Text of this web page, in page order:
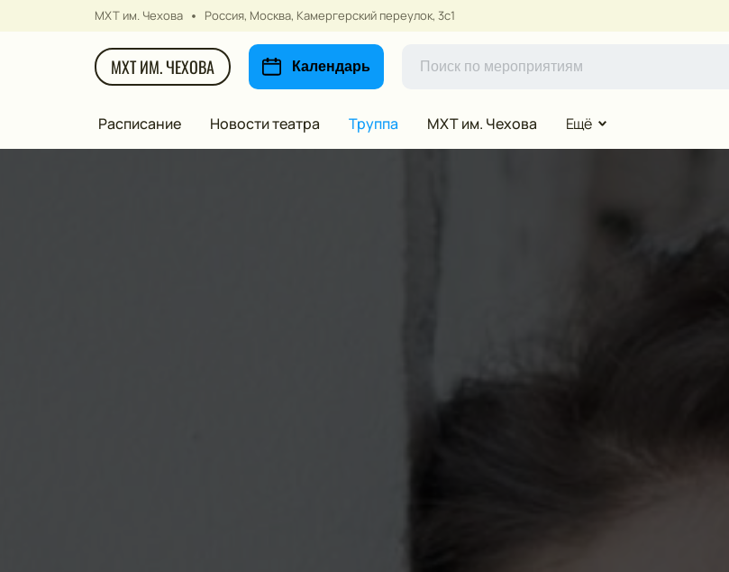
МХТ им. Чехова Россия, Москва, Камергерский переулок, 3с1
МХТ ИМ. ЧЕХОВА Календарь
Расписание Новости театра Труппа МХТ им. Чехова Ещё